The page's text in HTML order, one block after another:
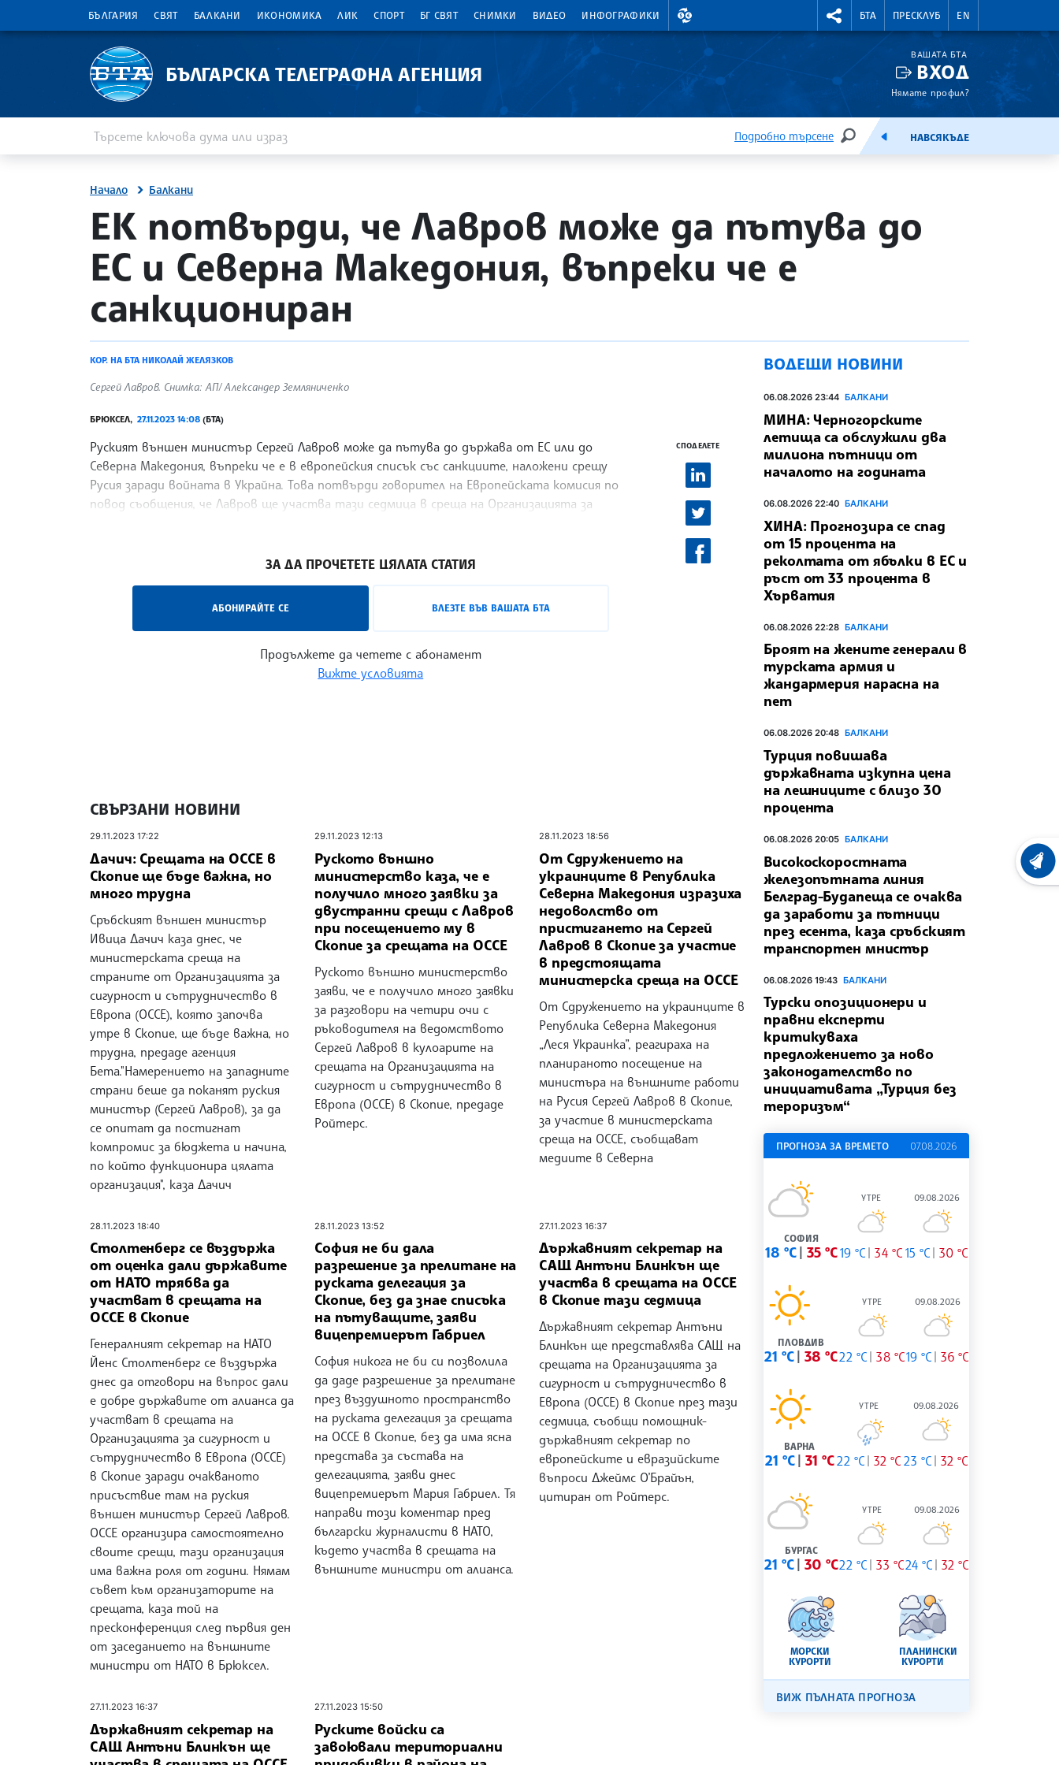
БЪЛГАРИЯ СВЯТ БАЛКАНИ ИКОНОМИКА ЛИК СПОРТ БГ СВЯТ СНИМКИ ВИДЕО ИНФОГРАФИКИ
ВАЛУТНИ КУРСОВЕ RIGHTMENU.SOCIAL
БТА ПРЕСКЛУБ EN
БЪЛГАРСКА ТЕЛЕГРАФНА АГЕНЦИЯ
ВАШАТА БТА
ВХОД
Нямате профил?
Подробно търсене
ТЪРСЕНЕЕМИСИЯНАВСЯКЪДЕ
Начало Балкани
site.bta
ЕК потвърди, че Лавров може да пътува до
ЕС и Северна Македония, въпреки че е
санкциониран
КОР. НА БТА НИКОЛАЙ ЖЕЛЯЗКОВ
Сергей Лавров. Снимка: АП/ Александер Земляниченко
БРЮКСЕЛ, 27.11.2023 14:08 (БТА)
Руският външен министър Сергей Лавров може да пътува до държава от ЕС или до
Северна Македония, въпреки че е в европейския списък със санкциите, наложени срещу
Русия заради войната в Украйна. Това потвърди говорител на Европейската комисия по
повод съобщения, че Лавров ще участва тази седмица в среща на Организацията за
ЗА ДА ПРОЧЕТЕТЕ ЦЯЛАТА СТАТИЯ
АБОНИРАЙТЕ СЕ ВЛЕЗТЕ ВЪВ ВАШАТА БТА
Продължете да четете с абонамент
Вижте условията
СПОДЕЛЕТЕ
СВЪРЗАНИ НОВИНИ
29.11.2023 17:22
Дачич: Срещата на ОССЕ в
Скопие ще бъде важна, но
много трудна
Сръбският външен министър
Ивица Дачич каза днес, че
министерската среща на
страните от Организацията за
сигурност и сътрудничество в
Европа (ОССЕ), която започва
утре в Скопие, ще бъде важна, но
трудна, предаде агенция
Бета."Намерението на западните
страни беше да поканят руския
министър (Сергей Лавров), за да
се опитат да постигнат
компромис за бюджета и начина,
по който функционира цялата
организация", каза Дачич
29.11.2023 12:13
Руското външно
министерство каза, че е
получило много заявки за
двустранни срещи с Лавров
при посещението му в
Скопие за срещата на ОССЕ
Руското външно министерство
заяви, че е получило много заявки
за разговори на четири очи с
ръководителя на ведомството
Сергей Лавров в кулоарите на
срещата на Организацията на
сигурност и сътрудничество в
Европа (ОССЕ) в Скопие, предаде
Ройтерс.
28.11.2023 18:56
От Сдружението на
украинците в Република
Северна Македония изразиха
недоволство от
пристигането на Сергей
Лавров в Скопие за участие
в предстоящата
министерска среща на ОССЕ
От Сдружението на украинците в
Република Северна Македония
„Леся Украинка”, реагираха на
планираното посещение на
министъра на външните работи
на Русия Сергей Лавров в Скопие,
за участие в министерската
среща на ОССЕ, съобщават
медиите в Северна
28.11.2023 18:40
Столтенберг се въздържа
от оценка дали държавите
от НАТО трябва да
участват в срещата на
ОССЕ в Скопие
Генералният секретар на НАТО
Йенс Столтенберг се въздържа
днес да отговори на въпрос дали
е добре държавите от алианса да
участват в срещата на
Организацията за сигурност и
сътрудничество в Европа (ОССЕ)
в Скопие заради очакваното
присъствие там на руския
външен министър Сергей Лавров.
ОССЕ организира самостоятелно
своите срещи, тази организация
има важна роля от години. Нямам
съвет към организаторите на
срещата, каза той на
пресконференция след първия ден
от заседанието на външните
министри от НАТО в Брюксел.
28.11.2023 13:52
София не би дала
разрешение за прелитане на
руската делегация за
Скопие, без да знае списъка
на пътуващите, заяви
вицепремиерът Габриел
София никога не би си позволила
да даде разрешение за прелитане
през въздушното пространство
на руската делегация за срещата
на ОССЕ в Скопие, без да има ясна
представа за състава на
делегацията, заяви днес
вицепремиерът Мария Габриел. Тя
направи този коментар пред
български журналисти в НАТО,
където участва в срещата на
външните министри от алианса.
27.11.2023 16:37
Държавният секретар на
САЩ Антъни Блинкън ще
участва в срещата на ОССЕ
в Скопие тази седмица
Държавният секретар Антъни
Блинкън ще представлява САЩ на
срещата на Организацията за
сигурност и сътрудничество в
Европа (ОССЕ) в Скопие през тази
седмица, съобщи помощник-
държавният секретар по
европейските и евразийските
въпроси Джеймс О’Брайън,
цитиран от Ройтерс.
27.11.2023 16:37
Държавният секретар на
САЩ Антъни Блинкън ще
27.11.2023 15:50
Руските войски са
завоювали териториални
ВОДЕЩИ НОВИНИ
06.08.2026 23:44 БАЛКАНИ
МИНА: Черногорските
летища са обслужили два
милиона пътници от
началото на годината
06.08.2026 22:40 БАЛКАНИ
ХИНА: Прогнозира се спад
от 15 процента на
реколтата от ябълки в ЕС и
ръст от 33 процента в
Хърватия
06.08.2026 22:28 БАЛКАНИ
Броят на жените генерали в
турската армия и
жандармерия нарасна на
пет
06.08.2026 20:48 БАЛКАНИ
Турция повишава
държавната изкупна цена
на лешниците с близо 30
процента
06.08.2026 20:05 БАЛКАНИ
Високоскоростната
железопътната линия
Белград-Будапеща се очаква
да заработи за пътници
през есента, каза сръбският
транспортен мнистър
06.08.2026 19:43 БАЛКАНИ
Турски опозиционери и
правни експерти
критикуваха
предложението за ново
законодателство по
инициативата „Турция без
тероризъм“
ПРОГНОЗА ЗА ВРЕМЕТО 07.08.2026
СОФИЯ
18 °C 35 °C
УТРЕ
19 °C 34 °C
09.08.2026
15 °C 30 °C
ПЛОВДИВ
21 °C 38 °C
УТРЕ
22 °C 38 °C
09.08.2026
19 °C 36 °C
ВАРНА
21 °C 31 °C
УТРЕ
22 °C 32 °C
09.08.2026
23 °C 32 °C
БУРГАС
21 °C 30 °C
УТРЕ
22 °C 33 °C
09.08.2026
24 °C 32 °C
МОРСКИ
КУРОРТИ
ПЛАНИНСКИ
КУРОРТИ
ВИЖ ПЪЛНАТА ПРОГНОЗА